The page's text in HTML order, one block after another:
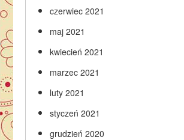
czerwiec 2021
maj 2021
kwiecień 2021
marzec 2021
luty 2021
styczeń 2021
grudzień 2020